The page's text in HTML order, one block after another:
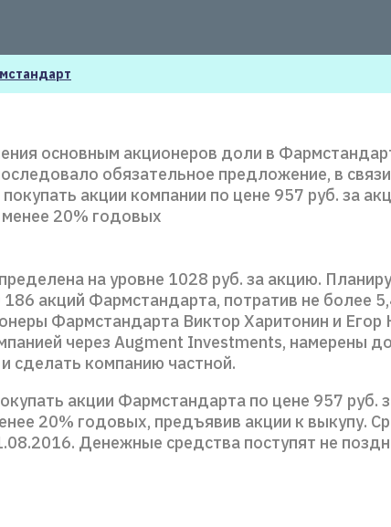
основным акционеров доли в
обязательное предложение, в
акции компании по цене 957 руб. за
20% годовых
на уровне 1028 руб. за акцию.
акций Фармстандарта, потратив не более
Фармстандарта Виктор Харитонин и Егор
через Augment Investments, намерены
сделать компанию частной.
акции Фармстандарта по цене 957 руб.
20% годовых, предъявив акции к выкупу.
Денежные средства поступят не